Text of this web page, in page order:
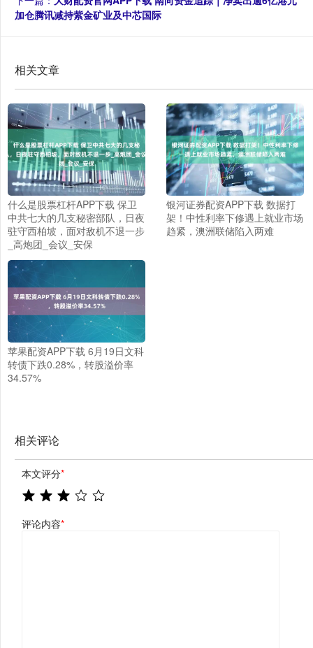
加仓腾讯减持紫金矿业及中芯国际
相关文章
什么是股票杠杆APP下载 保卫
中共七大的几支秘密部队，日夜
驻守西柏坡，面对敌机不退一步
_高炮团_会议_安保
银河证券配资APP下载 数据打
架！中性利率下修遇上就业市场
趋紧，澳洲联储陷入两难
苹果配资APP下载 6月19日文科
转债下跌0.28%，转股溢价率
34.57%
相关评论
本文评分*
评论内容*